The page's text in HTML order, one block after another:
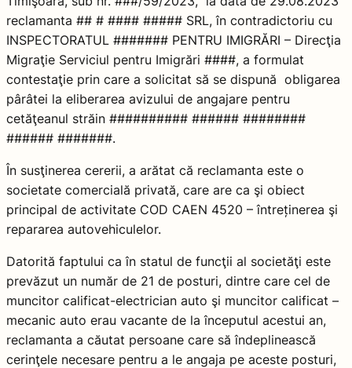
reclamanta ## # #### ##### SRL, în contradictoriu cu
INSPECTORATUL ####### PENTRU IMIGRĂRI – Direcţia
Migraţie Serviciul pentru Imigrări ####, a formulat
contestaţie prin care a solicitat să se dispună obligarea
pârâtei la eliberarea avizului de angajare pentru
cetăţeanul străin ########## ###### ########
###### #######.
În susţinerea cererii, a arătat că reclamanta este o
societate comercială privată, care are ca şi obiect
principal de activitate COD CAEN 4520 – întreținerea şi
repararea autovehiculelor.
Datorită faptului ca în statul de funcţii al societăţi este
prevăzut un număr de 21 de posturi, dintre care cel de
muncitor calificat-electrician auto şi muncitor calificat –
mecanic auto erau vacante de la începutul acestui an,
reclamanta a căutat persoane care să îndeplinească
cerinţele necesare pentru a le angaja pe aceste posturi,